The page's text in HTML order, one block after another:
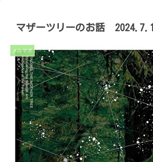
マザーツリーのお話
メルマガ